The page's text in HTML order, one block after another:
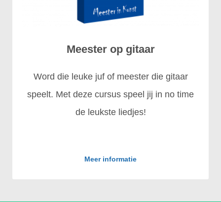
Meester op gitaar
Word die leuke juf of meester die gitaar
speelt. Met deze cursus speel jij in no time
de leukste liedjes!
Meer informatie